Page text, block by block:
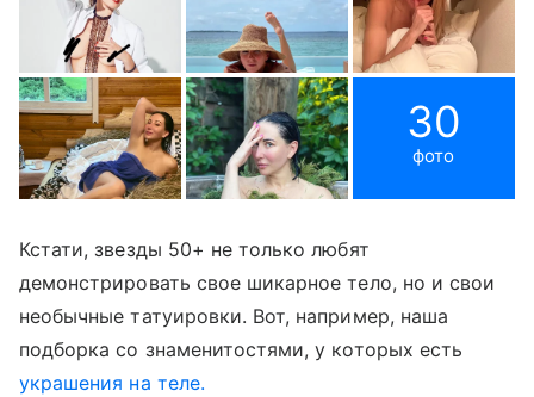
30
фото
Кстати, звезды 50+ не только любят
демонстрировать свое шикарное тело, но и свои
необычные татуировки. Вот, например, наша
подборка со знаменитостями, у которых есть
украшения на теле.